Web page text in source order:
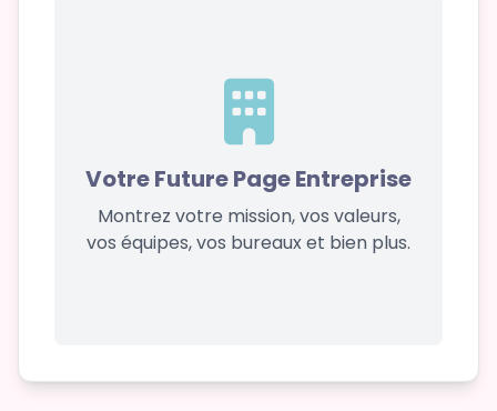
Votre Future Page Entreprise
Montrez votre mission, vos valeurs,
vos équipes, vos bureaux et bien plus.